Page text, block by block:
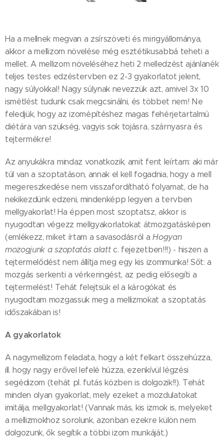
Ha a mellnek megvan a zsírszöveti és mirigyállománya,
akkor a mellizom növelése még esztétikusabbá teheti a
mellet. A mellizom növeléséhez heti 2 melledzést ajánlanék
teljes testes edzéstervben ez 2-3 gyakorlatot jelent,
nagy súlyokkal! Nagy súlynak nevezzük azt, amivel 3x 10
ismétlést tudunk csak megcsinálni, és többet nem! Ne
feledjük, hogy az izomépítéshez magas fehérjetartalmú
diétára van szükség, vagyis sok tojásra, szárnyasra és
tejtermékre!
Az anyukákra mindaz vonatkozik, amit fent leírtam: aki már
túl van a szoptatáson, annak el kell fogadnia, hogy a mell
megereszkedése nem visszafordítható folyamat, de ha
nekikezdünk edzeni, mindenképp legyen a tervben
mellgyakorlat! Ha éppen most szoptatsz, akkor is
nyugodtan végezz mellgyakorlatokat átmozgatásképen
(emlékezz, miket írtam a savasodásról aHogyan
mozogjunk a szoptatás alattc. fejezetben!!!) - hiszen a
tejtermelődést nem állítja meg egy kis izommunka! Sőt: a
mozgás serkenti a vérkeringést, az pedig elősegíti a
tejtermelést! Tehát felejtsük el a károgókat és
nyugodtam mozgassuk meg a mellizmokat a szoptatás
időszakában is!
A gyakorlatok
A nagymellizom feladata, hogy a két felkart összehúzza,
ill. hogy nagy erővel lefelé húzza, ezenkívül légzési
segédizom (tehát pl. futás közben is dolgozik!!). Tehát
minden olyan gyakorlat, mely ezeket a mozdulatokat
imitálja, mellgyakorlat! (Vannak más, kis izmok is, melyeket
a mellizmokhoz sorolunk, azonban ezekre külön nem
dolgozunk, ők segítik a többi izom munkáját.)